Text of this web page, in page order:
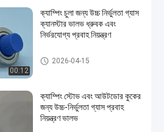
00:12
ক্যাম্পিং চুলা জন্য উচ্চ নির্ভুলতা গ্যাস
ক্যানস্টার ভালভ ধ্রুবক এবং
নির্ভরযোগ্য প্রবাহ নিয়ন্ত্রণ
বুটেন গ্যাস কার্টিজ ভালভ
2026-04-15
ক্যাম্পিং স্টোভ এবং আউটডোর কুকের
জন্য উচ্চ-নির্ভুলতা গ্যাস প্রবাহ
নিয়ন্ত্রণ ভালভ